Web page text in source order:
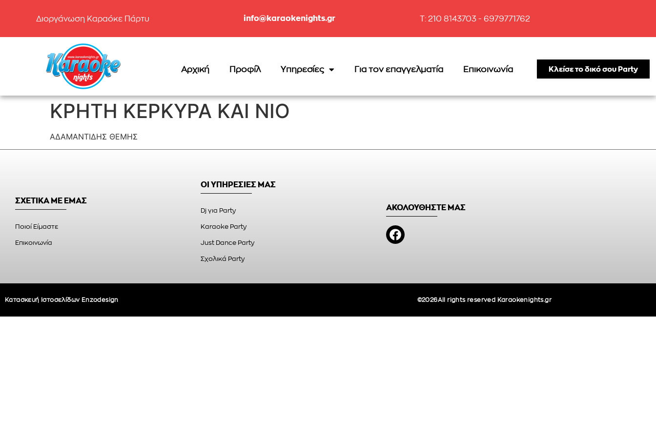
Διοργάνωση Καραόκε Πάρτυ info@karaokenights.gr T: 210 8143703 - 6979771762
Αρχική Προφίλ Υπηρεσίες Για τον επαγγελματία Επικοινωνία Κλείσε το δικό σου Party
ΚΡΗΤΗ ΚΕΡΚΥΡΑ ΚΑΙ ΝΙΟ
ΑΔΑΜΑΝΤΙΔΗΣ ΘΕΜΗΣ
ΣΧΕΤΙΚΑ ΜΕ ΕΜΑΣ
Ποιοί Είμαστε
Επικοινωνία
ΟΙ ΥΠΗΡΕΣΙΕΣ ΜΑΣ
Dj για Party
Karaoke Party
Just Dance Party
Σχολικά Party
ΑΚΟΛΟΥΘΗΣΤΕ ΜΑΣ
Κατασκευή Ιστοσελίδων Enzodesign ©2026All rights reserved Karaokenights.gr